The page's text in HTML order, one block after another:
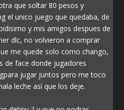
que soltar 80 pesos y
el unico juego que quedaba, de
y mis amigos despues de
dlc, no volvieron a comprar
me quede solo como chango,
de face donde jugadores
jugar juntos pero me toco
leche así que los deje.